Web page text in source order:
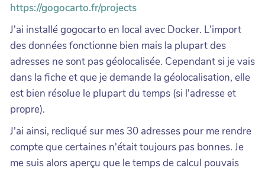
https://gogocarto.fr/projects
J'ai installé gogocarto en local avec Docker. L'import
des données fonctionne bien mais la plupart des
adresses ne sont pas géolocalisée. Cependant si je vais
dans la fiche et que je demande la géolocalisation, elle
est bien résolue le plupart du temps (si l'adresse et
propre).
J'ai ainsi, recliqué sur mes 30 adresses pour me rendre
compte que certaines n'était toujours pas bonnes. Je
me suis alors aperçu que le temps de calcul pouvais